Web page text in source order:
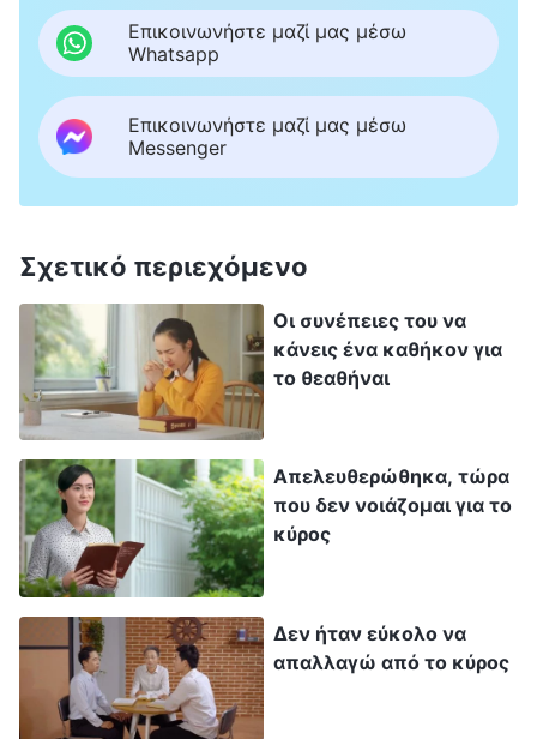
να λύσω τα προβλήματα των αδελφών; Αυτό θα
ήταν τελείως ντροπιαστικό!» Έχοντας αυτό
κατά νου, ένιωσα κάπως αρνητική, αλλά δεν
αναζήτησα την αλήθεια για να διορθώσω την
κατάστασή μου.
για να συζητήσω κάποια ζητήματα στο έργο της
καλλιέργειας ανθρώπων. Μόλις το τελείωσα, η
Λιν Χούι πρόσθεσε και άλλαξε πολλά
πράγματα, κι εγώ σκέφτηκα: «Πρέπει ακόμα να
ενοχλώ τους άλλους με τα καθήκοντά μου. Τι
θα σκέφτονταν για μένα οι άλλοι αν το
γνώριζαν αυτό; Θα σκέφτονταν ότι είμαι
ανίκανη να κάνω οτιδήποτε ως επικεφαλής;
Παλιά πίστευα πως ήμουν ικανή να κάνω
ορισμένες εργασίες και να λάβω την έγκριση
των αδελφών μου. Δεν περίμενα, όμως, ποτέ
να αποκαλυφθώ τόσο εκτενώς αφότου έγινα
Επικοινωνήστε μαζί μας μέσω
Whatsapp
Επικοινωνήστε μαζί μας μέσω
Messenger
Σχετικό περιεχόμενο
Οι συνέπειες του να
κάνεις ένα καθήκον για
το θεαθήναι
Απελευθερώθηκα, τώρα
που δεν νοιάζομαι για το
κύρος
Δεν ήταν εύκολο να
απαλλαγώ από το κύρος